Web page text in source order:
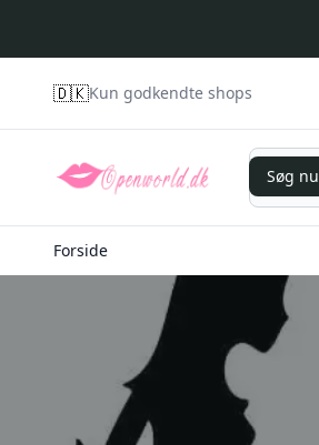
🇩🇰Kun godkendte shops
Søg nu
Søg nu
Forside